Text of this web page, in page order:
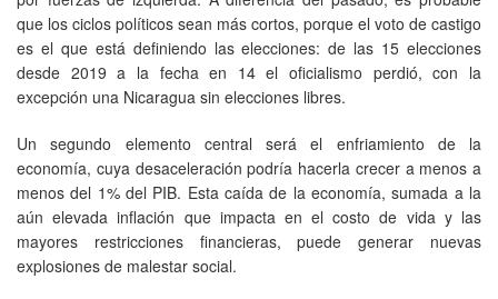
que los ciclos políticos sean más cortos, porque el voto de castigo
es el que está definiendo las elecciones: de las 15 elecciones
desde 2019 a la fecha en 14 el oficialismo perdió, con la
excepción una Nicaragua sin elecciones libres.
Un segundo elemento central será el enfriamiento de la
economía, cuya desaceleración podría hacerla crecer a menos a
menos del 1% del PIB. Esta caída de la economía, sumada a la
aún elevada inflación que impacta en el costo de vida y las
mayores restricciones financieras, puede generar nuevas
explosiones de malestar social.